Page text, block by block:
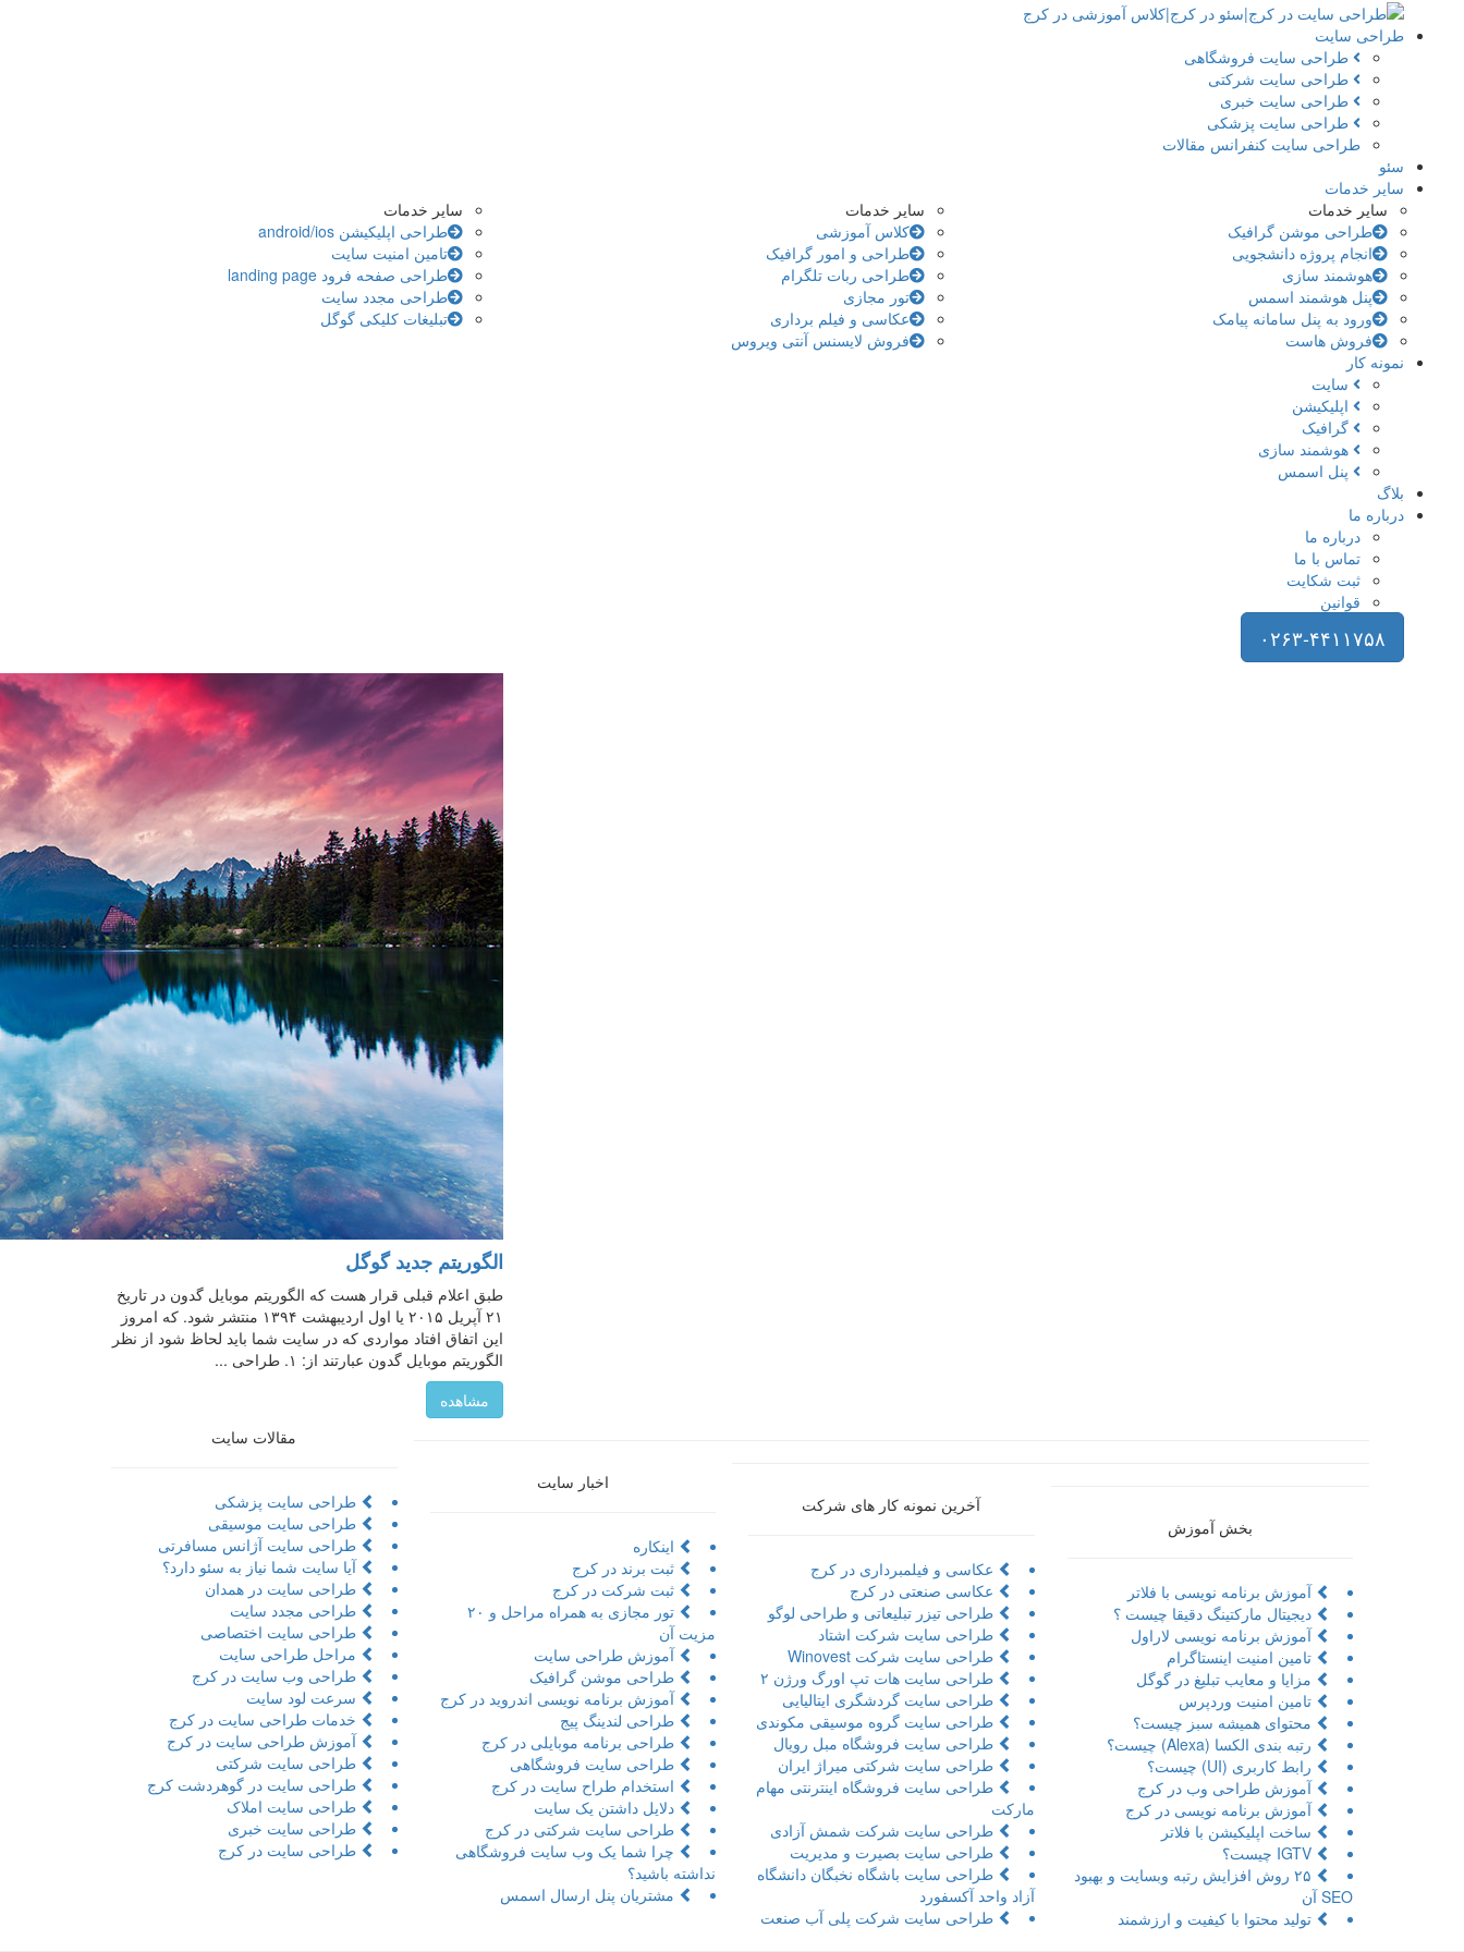
طراحی سایت
طراحی سایت فروشگاهی
طراحی سایت شرکتی
طراحی سایت خبری
طراحی سایت پزشکی
طراحی سایت کنفرانس مقالات
سئو
سایر خدمات
سایر خدمات
طراحی اپلیکیشن android/ios
تامین امنیت سایت
طراحی صفحه فرود landing page
طراحی مجدد سایت
تبلیغات کلیکی گوگل
سایر خدمات
کلاس آموزشی
طراحی و امور گرافیک
طراحی ربات تلگرام
تور مجازی
عکاسی و فیلم برداری
فروش لایسنس آنتی ویروس
سایر خدمات
طراحی موشن گرافیک
انجام پروژه دانشجویی
هوشمند سازی
پنل هوشمند اسمس
ورود به پنل سامانه پیامک
فروش هاست
نمونه کار
سایت
اپلیکیشن
گرافیک
هوشمند سازی
پنل اسمس
بلاگ
درباره ما
درباره ما
تماس با ما
ثبت شکایت
قوانین
۰۲۶۳-۴۴۱۱۷۵۸
الگوریتم جدید گوگل
طبق اعلام قبلی قرار هست که الگوریتم موبایل گدون در تاریخ
۲۱ آپریل ۲۰۱۵ یا اول اردیبهشت ۱۳۹۴ منتشر شود. که امروز
این اتفاق افتاد مواردی که در سایت شما باید لحاظ شود از نظر
الگوریتم موبایل گدون عبارتند از: ۱. طراحی ...
مشاهده
مقالات سایت
طراحی سایت پزشکی
طراحی سایت موسیقی
طراحی سایت آژانس مسافرتی
آیا سایت شما نیاز به سئو دارد؟
طراحی سایت در همدان
طراحی مجدد سایت
طراحی سایت اختصاصی
مراحل طراحی سایت
طراحی وب سایت در کرج
سرعت لود سایت
خدمات طراحی سایت در کرج
آموزش طراحی سایت در کرج
طراحی سایت شرکتی
طراحی سایت در گوهردشت کرج
طراحی سایت املاک
طراحی سایت خبری
طراحی سایت در کرج
اخبار سایت
اینکاره
ثبت برند در کرج
ثبت شرکت در کرج
تور مجازی به همراه مراحل و ۲۰
مزیت آن
آموزش طراحی سایت
طراحی موشن گرافیک
آموزش برنامه نویسی اندروید در کرج
طراحی لندینگ پیج
طراحی برنامه موبایلی در کرج
طراحی سایت فروشگاهی
استخدام طراح سایت در کرج
دلایل داشتن یک سایت
طراحی سایت شرکتی در کرج
چرا شما یک وب سایت فروشگاهی
نداشته باشید؟
مشتریان پنل ارسال اسمس
آخرین نمونه کار های شرکت
عکاسی و فیلمبرداری در کرج
عکاسی صنعتی در کرج
طراحی تیزر تبلیعاتی و طراحی لوگو
طراحی سایت شرکت اشتاد
طراحی سایت شرکت Winovest
طراحی سایت هات تپ اورگ ورژن ۲
طراحی سایت گردشگری ایتالیایی
طراحی سایت گروه موسیقی مکوندی
طراحی سایت فروشگاه مبل رویال
طراحی سایت شرکتی میراژ ایران
طراحی سایت فروشگاه اینترنتی مهام
مارکت
طراحی سایت شرکت شمش آزادی
طراحی سایت بصیرت و مدیریت
طراحی سایت باشگاه نخبگان دانشگاه
آزاد واحد آکسفورد
طراحی سایت شرکت پلی آب صنعت
بخش آموزش
آموزش برنامه نویسی با فلاتر
دیجیتال مارکتینگ دقیقا چیست ؟
آموزش برنامه نویسی لاراول
تامین امنیت اینستاگرام
مزایا و معایب تبلیغ در گوگل
تامین امنیت وردپرس
محتوای همیشه سبز چیست؟
رتبه بندی الکسا (Alexa) چیست؟
رابط کاربری (UI) چیست؟
آموزش طراحی وب در کرج
آموزش برنامه نویسی در کرج
ساخت اپلیکیشن با فلاتر
۲۵ روش افزایش رتبه وبسایت و بهبود
SEO آن
تولید محتوا با کیفیت و ارزشمند